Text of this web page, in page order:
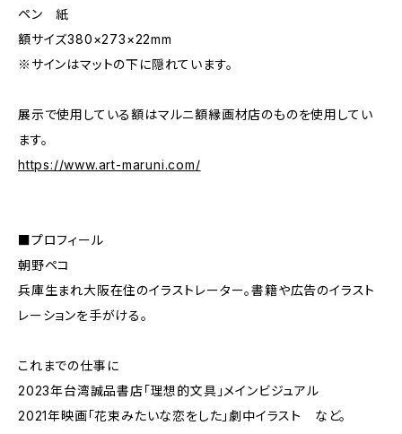
ペン 紙
額サイズ380×273×22mm
※サインはマットの下に隠れています。
展示で使用している額はマルニ額縁画材店のものを使用してい
ます。
https://www.art-maruni.com/
■プロフィール
朝野ペコ
兵庫生まれ大阪在住のイラストレーター。書籍や広告のイラスト
レーションを手がける。
これまでの仕事に
2023年台湾誠品書店「理想的文具」メインビジュアル
2021年映画「花束みたいな恋をした」劇中イラスト など。